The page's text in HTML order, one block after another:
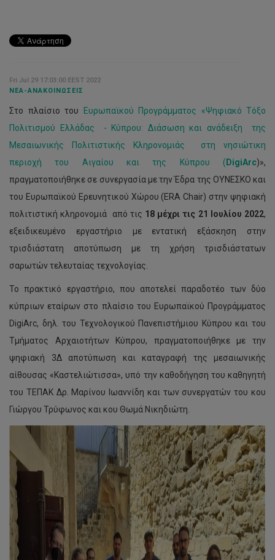
Fri Jul 29 17:03:00 EEST 2022
ΝΈΑ-ΑΝΑΚΟΙΝΏΣΕΙΣ
Στο πλαίσιο του
Ευρωπαϊκού Προγράμματος «Ψηφιακό Τόξο
Πολιτισμού Ελλάδας - Κύπρου: Διάσωση και ανάδειξη της
Μεσαιωνικής Πολιτιστικής Κληρονομιάς στη νησιώτικη
περιοχή του Αιγαίου και της Κύπρου ( DigiArc)»,
πραγματοποιήθηκε σε συνεργασία με την Έδρα της ΟΥΝΕΣΚΟ και
του Ευρωπαϊκού Ερευνητικού Χώρου (ERA Chair) στην ψηφιακή
πολιτιστική κληρονομιά από τις 18 μέχρι τις 21 Ιουλίου 2022,
εξειδικευμένο εργαστήριο με εντατική εξάσκηση στην
τρισδιάστατη αποτύπωση με τη χρήση τρισδιάστατων
σαρωτών τελευταίας τεχνολογίας.
Το πρακτικό εργαστήριο, που αποτελεί παραδοτέο των δύο
κύπριων εταίρων στο πλαίσιο του Ευρωπαϊκού Προγράμματος
DigiArc, δηλ. του Τεχνολογικού Πανεπιστήμιου Κύπρου και του
Τμήματος Αρχαιοτήτων Κύπρου, πραγματοποιήθηκε με την
ψηφιακή 3Δ αποτύπωση και καταγραφή της μεσαιωνικής
αίθουσας «Καστελιώτισσα», υπό την καθοδήγηση του καθηγητή
του ΤΕΠΑΚ Δρ. Μαρίνου Ιωαννίδη και των συνεργατών του κου
Γιώργου Τρύφωνος και κου Θωμά Νικηδιώτη.